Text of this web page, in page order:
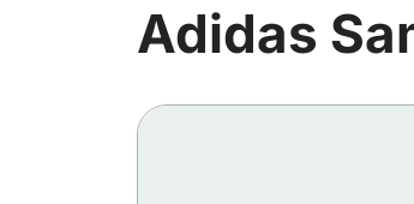
Adidas